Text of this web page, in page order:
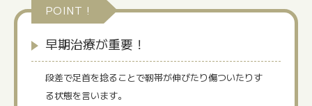
POINT !
早期治療が重要！
段差で足首を捻ることで靭帯が伸びたり傷ついたりす
る状態を言います。